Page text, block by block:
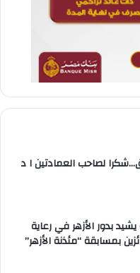
لصاحب العمادتين ا د
بدور الأزهر في رعاية
بمسابقة “مئذنة الأزهر”